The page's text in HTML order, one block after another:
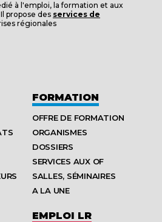
à l'emploi, la formation et aux
propose des services de
régionales
FORMATION
OFFRE DE FORMATION
ORGANISMES
DOSSIERS
SERVICES AUX OF
SALLES, SÉMINAIRES
A LA UNE
EMPLOI LR